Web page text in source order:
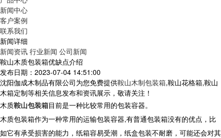
新闻中心
客户案例
联系我们
新闻详细
新闻资讯 行业新闻 公司新闻
鞍山木质包装箱优缺点介绍
发布日期：2023-07-04 14:51:00
沈阳伽成木制品有限公司为您免费提供鞍山木制包装箱,鞍山花格箱,鞍山
木箱定制等相关信息发布和资讯展示，敬请关注！
木质鞍山包装箱目前是一种比较常用的包装容器。
木质包装箱作为一种常用的运输包装容器,有普通包装箱没有的优点，比
如它有承受损害的能力，纸箱容易受潮，纸盒包装不耐磨，可能还会对其